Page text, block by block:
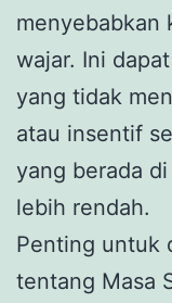
menyebabkan
wajar. Ini
yang tidak
atau insentif
yang berada
lebih rendah.
Penting untuk
tentang Masa